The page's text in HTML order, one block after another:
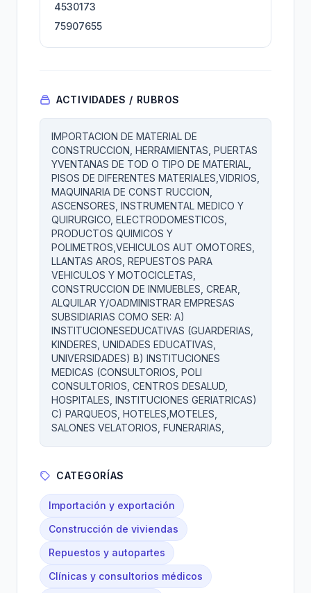
4530173
75907655
ACTIVIDADES / RUBROS
IMPORTACION DE MATERIAL DE
CONSTRUCCION, HERRAMIENTAS, PUERTAS
YVENTANAS DE TOD O TIPO DE MATERIAL,
PISOS DE DIFERENTES MATERIALES,VIDRIOS,
MAQUINARIA DE CONST RUCCION,
ASCENSORES, INSTRUMENTAL MEDICO Y
QUIRURGICO, ELECTRODOMESTICOS,
PRODUCTOS QUIMICOS Y
POLIMETROS,VEHICULOS AUT OMOTORES,
LLANTAS AROS, REPUESTOS PARA
VEHICULOS Y MOTOCICLETAS,
CONSTRUCCION DE INMUEBLES, CREAR,
ALQUILAR Y/OADMINISTRAR EMPRESAS
SUBSIDIARIAS COMO SER: A)
INSTITUCIONESEDUCATIVAS (GUARDERIAS,
KINDERES, UNIDADES EDUCATIVAS,
UNIVERSIDADES) B) INSTITUCIONES
MEDICAS (CONSULTORIOS, POLI
CONSULTORIOS, CENTROS DESALUD,
HOSPITALES, INSTITUCIONES GERIATRICAS)
C) PARQUEOS, HOTELES,MOTELES,
SALONES VELATORIOS, FUNERARIAS,
CATEGORÍAS
Importación y exportación
Construcción de viviendas
Repuestos y autopartes
Clínicas y consultorios médicos